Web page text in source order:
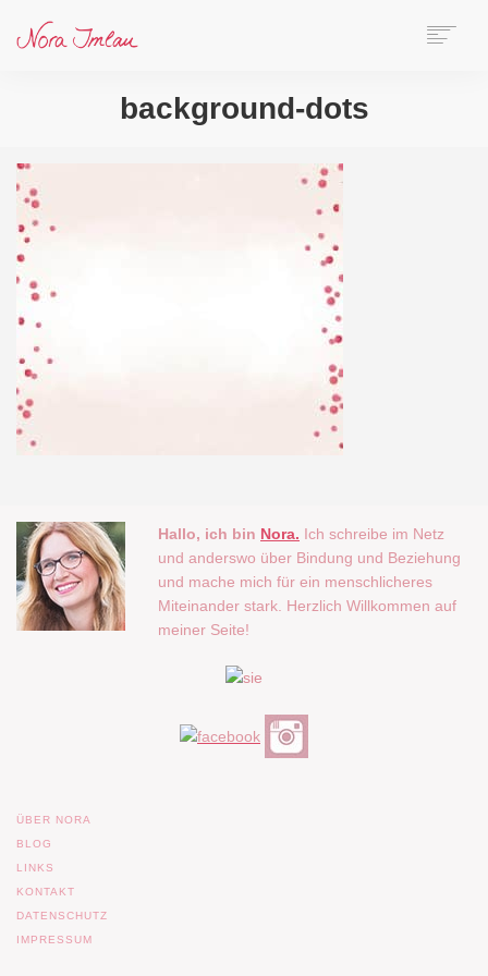
BÜCHER
ONLINE-KURS
BLOG
KONTAKT
background-dots
Hallo, ich bin Nora. Ich schreibe im Netz
und anderswo über Bindung und Beziehung
und mache mich für ein menschlicheres
Miteinander stark. Herzlich Willkommen auf
meiner Seite!
ÜBER NORA
BLOG
LINKS
KONTAKT
DATENSCHUTZ
IMPRESSUM